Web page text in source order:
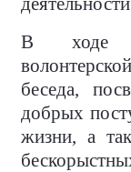
В ходе
беседа,
добрых
жизни, а